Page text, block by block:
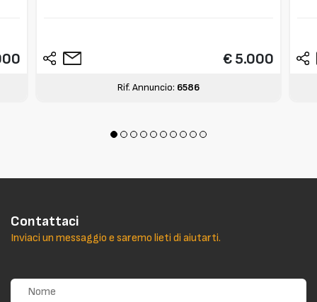
€ 5.000
Rif. Annuncio: 6586
Contattaci
Inviaci un messaggio e saremo lieti di aiutarti.